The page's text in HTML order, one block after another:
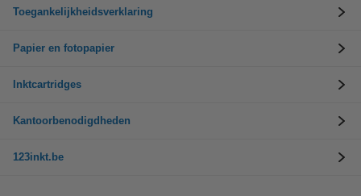
Toegankelijkheidsverklaring
Papier en fotopapier
Inktcartridges
Kantoorbenodigdheden
123inkt.be